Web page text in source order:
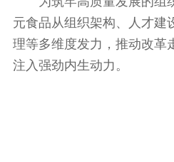
元食品从组织架构、人才建
理等多维度发力，推动改革
注入强劲内生动力。